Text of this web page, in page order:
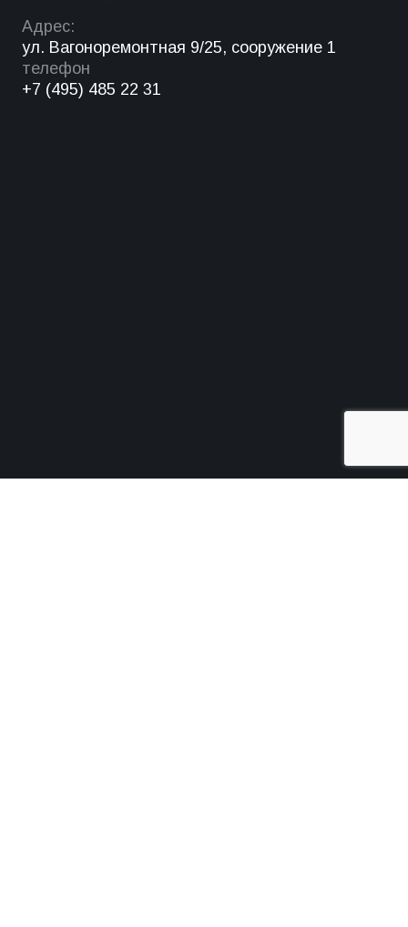
Адрес:
ул. Вагоноремонтная 9/25, сооружение 1
телефон
+7 (495) 485 22 31